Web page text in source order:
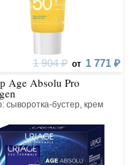
1 904 ₽ от 1 771 ₽
Age Absolu Pro
сыворотка-бустер, крем